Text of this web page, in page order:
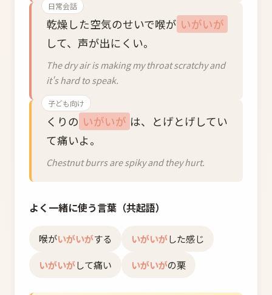
日常会話
乾燥した空気のせいで喉が いがいが
して、声が出にくい。
The dry air is making my throat scratchy and
it's hard to speak.
子ども向け
くりの いがいが は、とげとげしてい
て痛いよ。
Chestnut burrs are spiky and they hurt.
よく一緒に使う言葉（共起語）
喉がいがいがする いがいがした感じ
いがいがして痛い いがいがの栗